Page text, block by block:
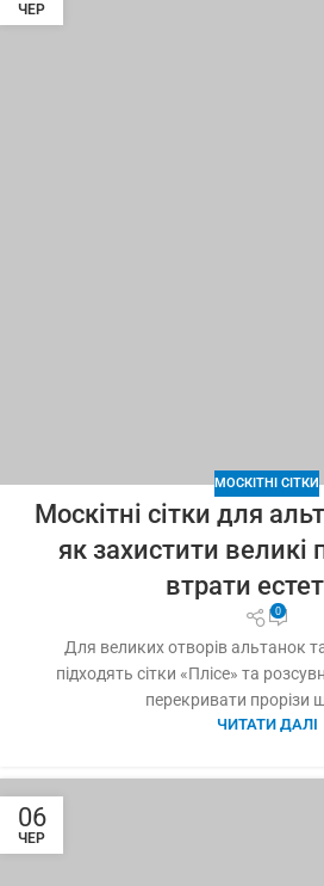
ЧЕР
МОСКІТНІ СІТКИ
Москітні сітки для
як захистити великі
втрати
0
Для великих отворів альтанок
підходять сітки «Плісе» та
перекривати прорізи
ЧИТАТИ ДАЛІ
06
ЧЕР